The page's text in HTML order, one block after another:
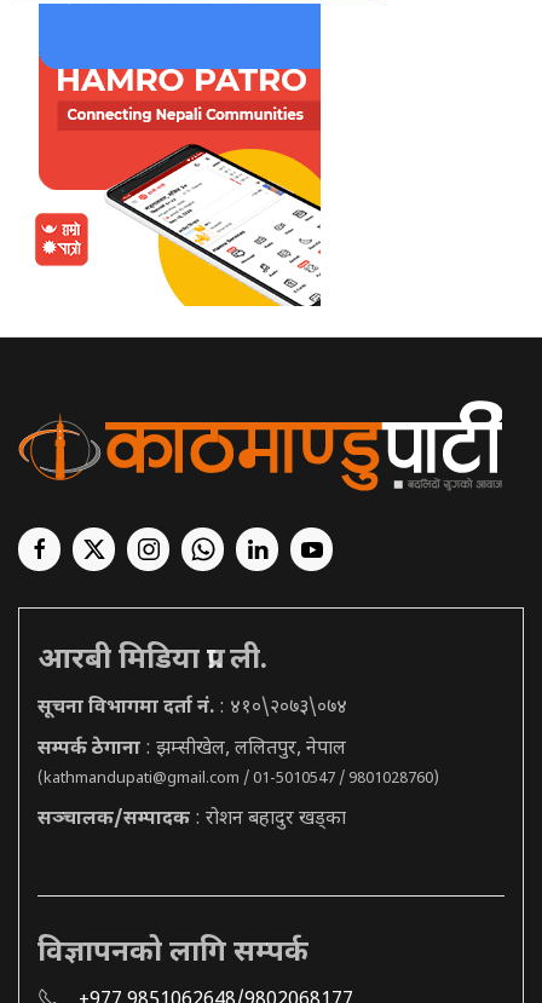
आरबी मिडिया प्रा. ली.
सूचना विभागमा दर्ता नं. : ४१०\२०७३\०७४
सम्पर्क ठेगाना : झम्सीखेल, ललितपुर, नेपाल
(kathmandupati@gmail.com / 01-5010547 / 9801028760)
सञ्चालक/सम्पादक : रोशन बहादुर खड्का
विज्ञापनको लागि सम्पर्क